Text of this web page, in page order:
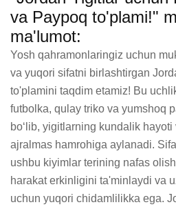
va Paypoq to'plami!"
ma'lumot:
Yosh qahramonlaringiz uchun
va yuqori sifatni birlashtirgan
to'plamini taqdim etamiz! Bu
futbolka, qulay triko va yumshoq
boʻlib, yigitlarning kundalik
ajralmas hamrohiga aylanadi.
ushbu kiyimlar terining nafas
harakat erkinligini ta'minlaydi va
uchun yuqori chidamlilikka ega.